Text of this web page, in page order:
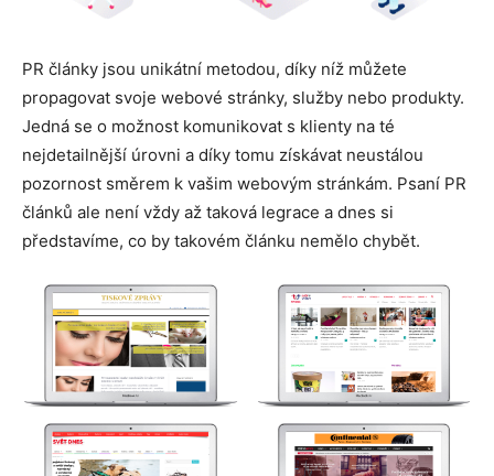
PR články jsou unikátní metodou, díky níž můžete
propagovat svoje webové stránky, služby nebo produkty.
Jedná se o možnost komunikovat s klienty na té
nejdetailnější úrovni a díky tomu získávat neustálou
pozornost směrem k vašim webovým stránkám. Psaní PR
článků ale není vždy až taková legrace a dnes si
představíme, co by takovém článku nemělo chybět.